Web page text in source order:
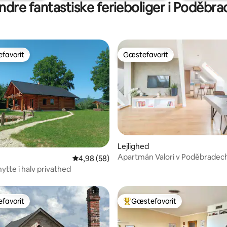
fantastiske ferieboliger i
bedømmelse, 11 omtaler4,98 ud af 5 i gennemsnitlig bedømmelse,
4,98 (58)
i halv privathed
Gæstefavorit
Gæstefavorit
Lejlighed
Apartmán Valori v
Bedste gæstefavorit
Gæstefavorit